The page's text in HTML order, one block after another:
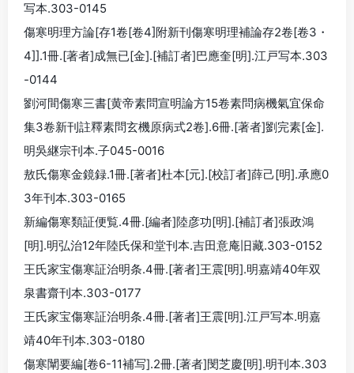
写本.303-0145
傷寒明理方論[存1卷[卷4]附新刊傷寒明理補論存2卷[卷3・
4]].1冊.[著者]成無已[金].[補訂者]巴應奎[明].江戸写本.303
-0144
劉河間傷寒三書[黄帝素問宣明論方15卷素問病機氣宜保命
集3卷新刊註釋素問玄機原病式2卷].6冊.[著者]劉完素[金].
明吳継宗刊本.子045-0016
敖氏傷寒金鏡録.1冊.[著者]杜本[元].[校訂者]薛己[明].承應0
3年刊本.303-0165
新編傷寒類証便覧.4冊.[編者]陸彦功[明].[補訂者]張政鴻
[明].明弘治12年陸氏保和堂刊本.吉田意庵旧藏.303-0152
王氏家宝傷寒証治明条.4冊.[著者]王震[明].明嘉靖40年双
泉書齋刊本.303-0177
王氏家宝傷寒証治明条.4冊.[著者]王震[明].江戸写本.明嘉
靖40年刊本.303-0180
傷寒闡要編[卷6-11補写].2冊.[著者]閔芝慶[明].明刊本.303